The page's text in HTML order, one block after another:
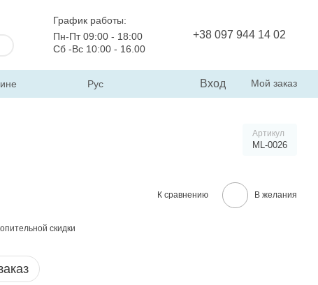
График работы:
Пн-Пт 09:00 - 18:00
Сб -Вс 10:00 - 16.00
+38 097 944 14 02
Рус Вход Мой заказ
Артикул
ML-0026
К сравнению В желания
скидки